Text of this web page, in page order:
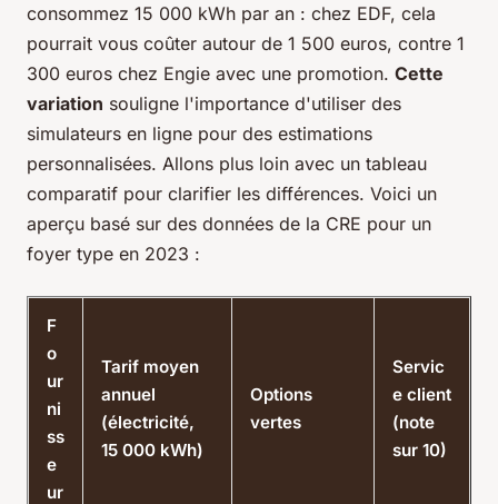
consommez 15 000 kWh par an : chez EDF, cela
pourrait vous coûter autour de 1 500 euros, contre 1
300 euros chez Engie avec une promotion. Cette
variation souligne l'importance d'utiliser des
simulateurs en ligne pour des estimations
personnalisées. Allons plus loin avec un tableau
comparatif pour clarifier les différences. Voici un
aperçu basé sur des données de la CRE pour un
foyer type en 2023 :
F
o
ur
ni
ss
e
ur
Tarif moyen
annuel
(électricité,
15 000 kWh)
Options
vertes
Servic
e client
(note
sur 10)